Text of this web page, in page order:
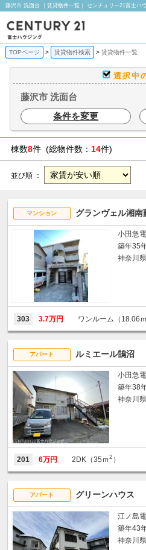
藤沢市 洗面台 ｜賃貸物件一覧｜ センチュリー21富士ハ
TOPページ 賃貸物件検索 賃貸物件一覧
選択中
藤沢市 洗面台
条件を変更
棟数8件 (総物件数： 14件)
並び順 ：
マンション グランヴェル湘南
小田急
築年35
神奈川
303 3.7万円 ワンルーム（18.06
アパート ルミエール鵠沼
小田急
築年38
神奈川
201 6万円 2DK（35ｍ2 ）
アパート グリーンハウス
江ノ島
築年43
神奈川